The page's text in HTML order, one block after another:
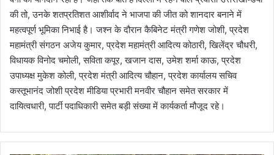
की तो, उनके शतप्रतिशत आशीर्वाद ने भाजपा की जीत को शानदार बनाने में
महत्वपूर्ण भूमिका निभाई है। जश्न के दौरान कैबिनेट मंत्री गणेश जोशी, प्रदेश
महामंत्री संगठन अजेय कुमार, प्रदेश महामंत्री आदित्य कोठारी, खिलेंद्र चौधरी,
विधायक विनोद चमोली, सविता कपूर, खजान दास, उमेश शर्मा काऊ, प्रदेश
उपाध्यक्ष मुकेश कोली, प्रदेश मंत्री आदित्य चौहान, प्रदेश कार्यालय सचिव
कस्तूभानंद जोशी प्रदेश मीडिया प्रभारी मनवीर चौहान समेत सरकार में
दायित्वधारी, पार्टी पदाधिकारी समेत बड़ी संख्या में कार्यकर्ता मौजूद रहे।